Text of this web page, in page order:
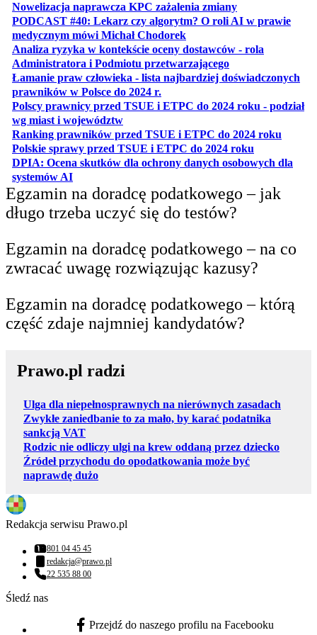
Nowelizacja naprawcza KPC zażalenia zmianyotwiera się w
PODCAST #40: Lekarz czy algorytm? O roli AI w prawie
medycznym mówi Michał Chodorekotwiera się w nowej karcie
Analiza ryzyka w kontekście oceny dostawców - rola
Administratora i Podmiotu przetwarzającegootwiera się w
Łamanie praw człowieka - lista najbardziej doświadczonych
prawników w Polsce do 2024 r.
Polscy prawnicy przed TSUE i ETPC do 2024 roku - podział
wg miast i województwotwiera się w nowej karcie
Ranking prawników przed TSUE i ETPC do 2024 roku
Polskie sprawy przed TSUE i ETPC do 2024 roku
DPIA: Ocena skutków dla ochrony danych osobowych dla
systemów AIotwiera się w nowej karcie
Egzamin na doradcę podatkowego – jak
długo trzeba uczyć się do testów?
Egzamin na doradcę podatkowego – na co
zwracać uwagę rozwiązując kazusy?
Egzamin na doradcę podatkowego – którą
część zdaje najmniej kandydatów?
Prawo.pl radzi
Ulga dla niepełnosprawnych na nierównych zasadach
Zwykłe zaniedbanie to za mało, by karać podatnika
sankcją VAT
Rodzic nie odliczy ulgi na krew oddaną przez dziecko
Źródeł przychodu do opodatkowania może być
naprawdę dużo
Redakcja serwisu Prawo.pl
Numer telefonu:
801 04 45 45
Adres email:
redakcja@prawo.pl
Numer telefonu:
22 535 88 00
Śledź nas
facebook - otwiera się w nowej karcie
Przejdź do naszego profilu na Facebooku